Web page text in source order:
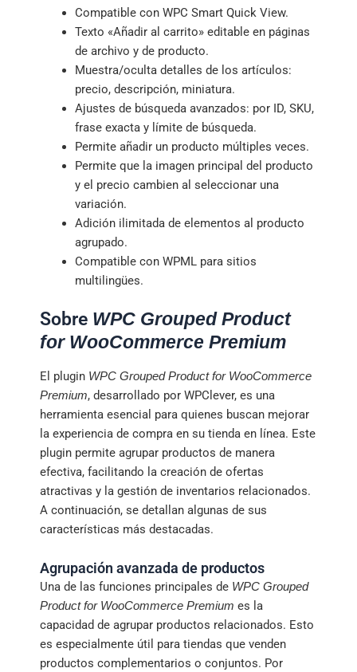
Compatible con WPC Smart Quick View.
Texto «Añadir al carrito» editable en páginas
de archivo y de producto.
Muestra/oculta detalles de los artículos:
precio, descripción, miniatura.
Ajustes de búsqueda avanzados: por ID, SKU,
frase exacta y límite de búsqueda.
Permite añadir un producto múltiples veces.
Permite que la imagen principal del producto
y el precio cambien al seleccionar una
variación.
Adición ilimitada de elementos al producto
agrupado.
Compatible con WPML para sitios
multilingües.
Sobre WPC Grouped Product
for WooCommerce Premium
El plugin WPC Grouped Product for WooCommerce
Premium, desarrollado por WPClever, es una
herramienta esencial para quienes buscan mejorar
la experiencia de compra en su tienda en línea. Este
plugin permite agrupar productos de manera
efectiva, facilitando la creación de ofertas
atractivas y la gestión de inventarios relacionados.
A continuación, se detallan algunas de sus
características más destacadas.
Agrupación avanzada de productos
Una de las funciones principales de WPC Grouped
Product for WooCommerce Premium es la
capacidad de agrupar productos relacionados. Esto
es especialmente útil para tiendas que venden
productos complementarios o conjuntos. Por